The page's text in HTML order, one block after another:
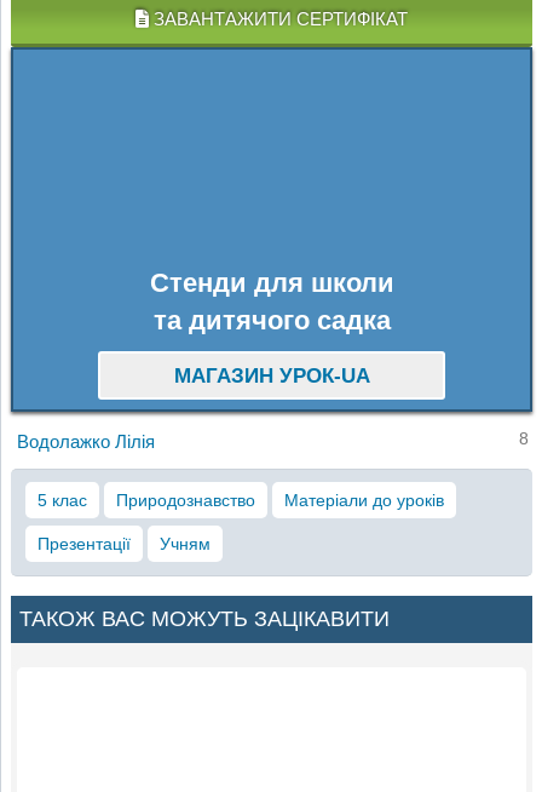
ЗАВАНТАЖИТИ СЕРТИФІКАТ
Стенди для школи
та дитячого садка
МАГАЗИН УРОК-UA
Водолажко Лілія 8
5 клас Природознавство Матеріали до уроків
Презентації Учням
ТАКОЖ ВАС МОЖУТЬ ЗАЦІКАВИТИ